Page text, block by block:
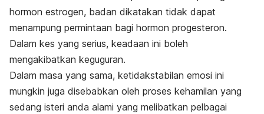
hormon estrogen, badan dikatakan tidak dapat
menampung permintaan bagi hormon progesteron.
Dalam kes yang serius, keadaan ini boleh
mengakibatkan keguguran.
Dalam masa yang sama, ketidakstabilan emosi ini
mungkin juga disebabkan oleh proses kehamilan yang
sedang isteri anda alami yang melibatkan pelbagai